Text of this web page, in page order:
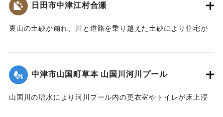
日田市中津江村合瀬
裏山の土砂が崩れ、川と道路を乗り越えた土砂により住宅が
中津市山国町草本 山国川河川プール
山国川の増水により河川プール内の更衣室やトイレが床上浸